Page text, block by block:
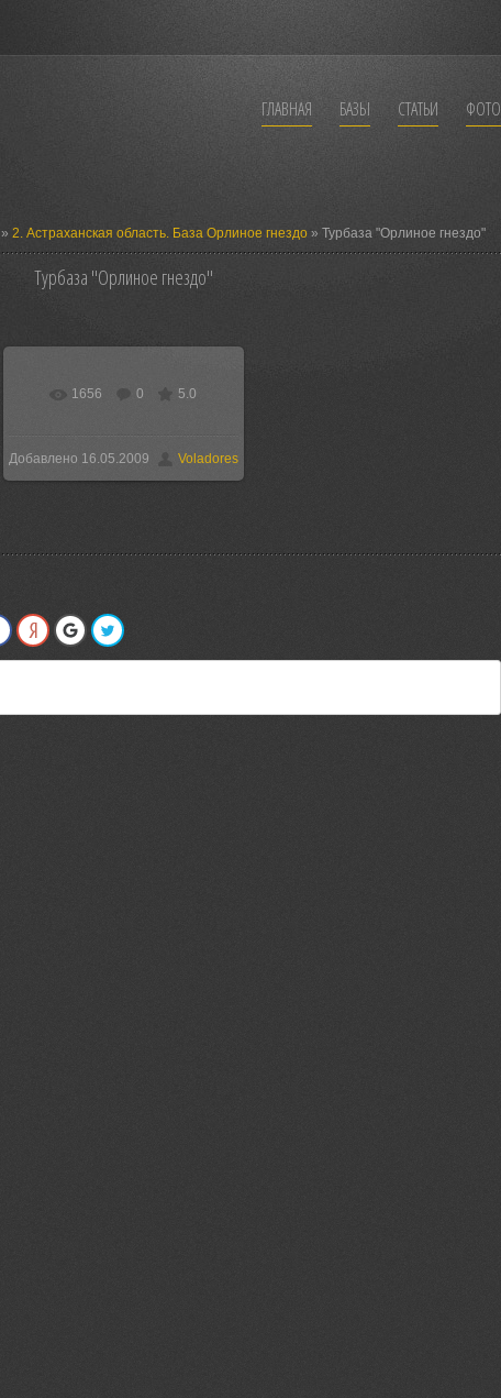
ГЛАВНАЯ БАЗЫ СТАТЬИ ФОТО
» 2. Астраханская область. База Орлиное гнездо » Турбаза "Орлиное гнездо"
Турбаза "Орлиное гнездо"
В реальном размере620x427
/ 80.6Kb
1656 0 5.0
Добавлено 16.05.2009 Voladores